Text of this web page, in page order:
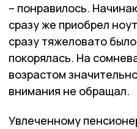
– понравилось.
сразу же приобрел
сразу тяжеловато
покорялась. На
возрастом
внимания не обращал.
Увлеченному